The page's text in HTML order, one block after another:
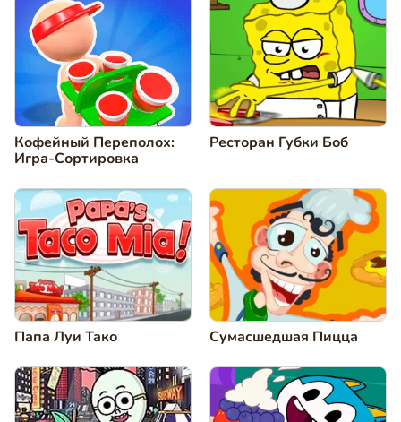
Кофейный Переполох:
Игра-Сортировка
Ресторан Губки Боб
Папа Луи Тако Сумасшедшая Пицца